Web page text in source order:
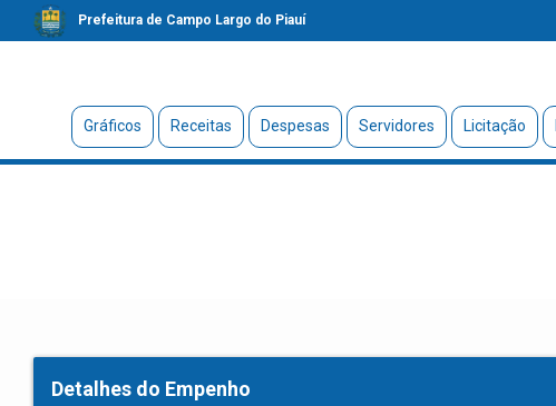
Prefeitura de Campo Largo do Piauí
Gráficos Receitas Despesas Servidores Licitação
Detalhes do Empenho